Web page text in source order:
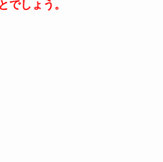
でしょう。